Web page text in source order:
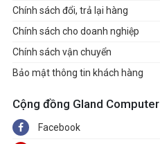
Chính sách đổi, trả lại hàng
Chính sách cho doanh nghiệp
Chính sách vận chuyển
Bảo mật thông tin khách hàng
Cộng đồng Gland Computer
Facebook